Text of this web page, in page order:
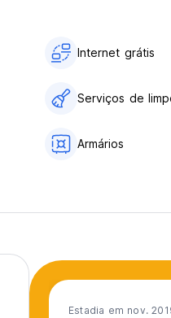
Internet grátis
Serviços de
Armários
Estadia em nov.